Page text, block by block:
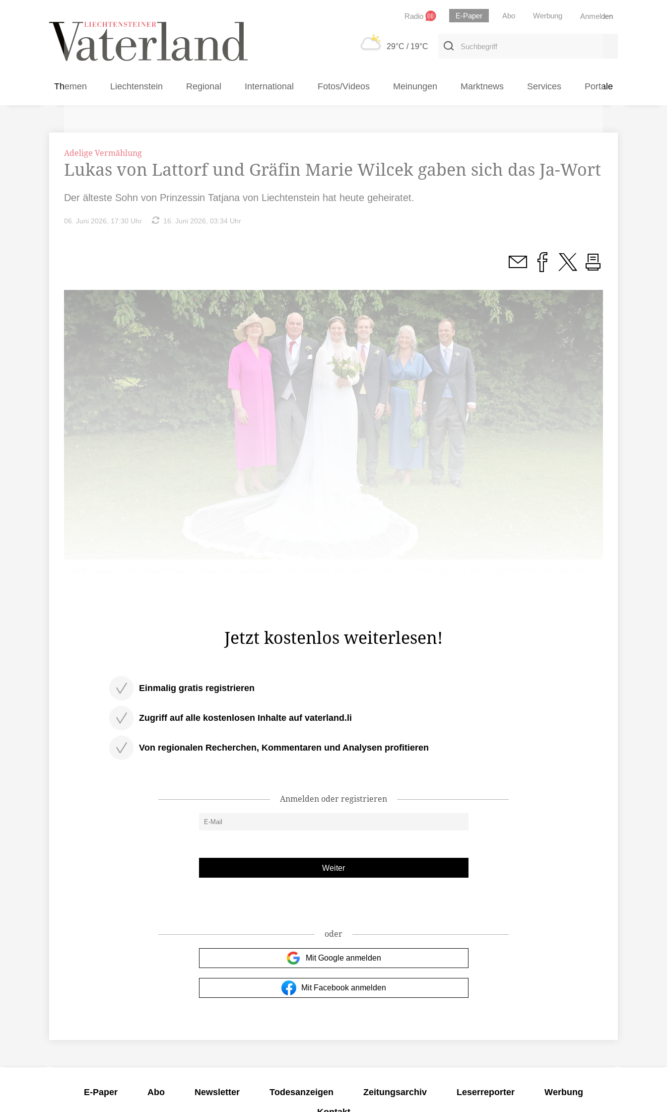
Radio E-Paper Abo Werbung Anmelden
29°C / 19°C
Suchbegriff
Themen Liechtenstein Regional International Fotos/Videos Meinungen Marktnews Services Portale
Adelige Vermählung
Lukas von Lattorf und Gräfin Marie Wilcek gaben sich das Ja-Wort
Der älteste Sohn von Prinzessin Tatjana von Liechtenstein hat heute geheiratet.
06. Juni 2026, 17:30 Uhr 16. Juni 2026, 03:34 Uhr
Jetzt kostenlos weiterlesen!
Einmalig gratis registrieren
Zugriff auf alle kostenlosen Inhalte auf vaterland.li
Von regionalen Recherchen, Kommentaren und Analysen profitieren
Anmelden oder registrieren
oder
Mit Google anmelden
Mit Facebook anmelden
E-Paper Abo Newsletter Todesanzeigen Zeitungsarchiv Leserreporter
Werbung